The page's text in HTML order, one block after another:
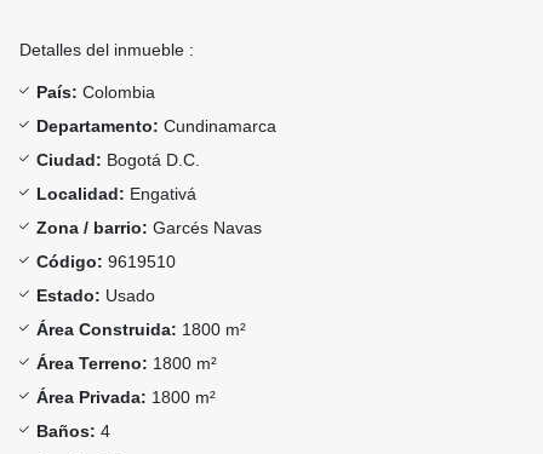
Detalles del inmueble :
País: Colombia
Departamento: Cundinamarca
Ciudad: Bogotá D.C.
Localidad: Engativá
Zona / barrio: Garcés Navas
Código: 9619510
Estado: Usado
Área Construida: 1800 m²
Área Terreno: 1800 m²
Área Privada: 1800 m²
Baños: 4